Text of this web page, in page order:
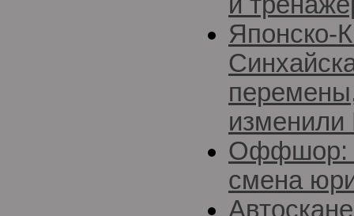
Японско-
Оффшор:
смена